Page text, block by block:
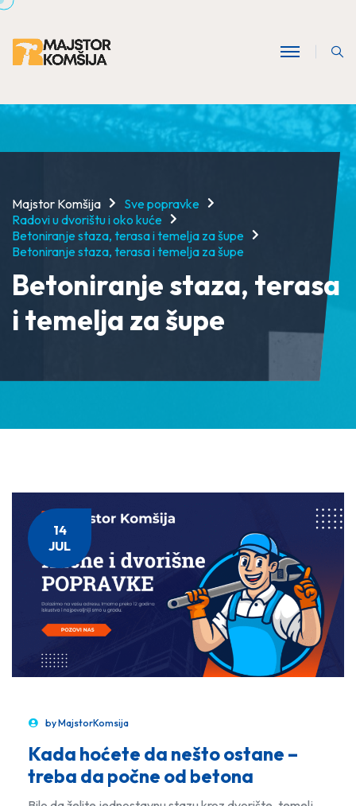
Majstor Komšija
Sve popravke
Radovi u dvorištu i oko kuće
Betoniranje staza, terasa i temelja za šupe
Betoniranje staza, terasa i temelja za šupe
Betoniranje staza, terasa
i temelja za šupe
14
JUL
byMajstorKomsija
Kada hoćete da nešto ostane –
treba da počne od betona